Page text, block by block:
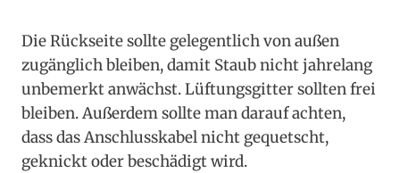
Die Rückseite sollte gelegentlich von außen
zugänglich bleiben, damit Staub nicht jahrelang
unbemerkt anwächst. Lüftungsgitter sollten frei
bleiben. Außerdem sollte man darauf achten,
dass das Anschlusskabel nicht gequetscht,
geknickt oder beschädigt wird.